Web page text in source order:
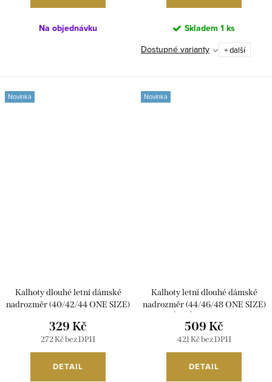
Na objednávku Skladem 1 ks
Dostupné varianty
+ další
Novinka
Kalhoty dlouhé letní dámské
nadrozměr (40/42/44 ONE SIZE)
272 Kč bez DPH
329 Kč
DETAIL
Novinka
Kalhoty letní dlouhé dámské
nadrozměr (44/46/48 ONE SIZE)
421 Kč bez DPH
509 Kč
DETAIL